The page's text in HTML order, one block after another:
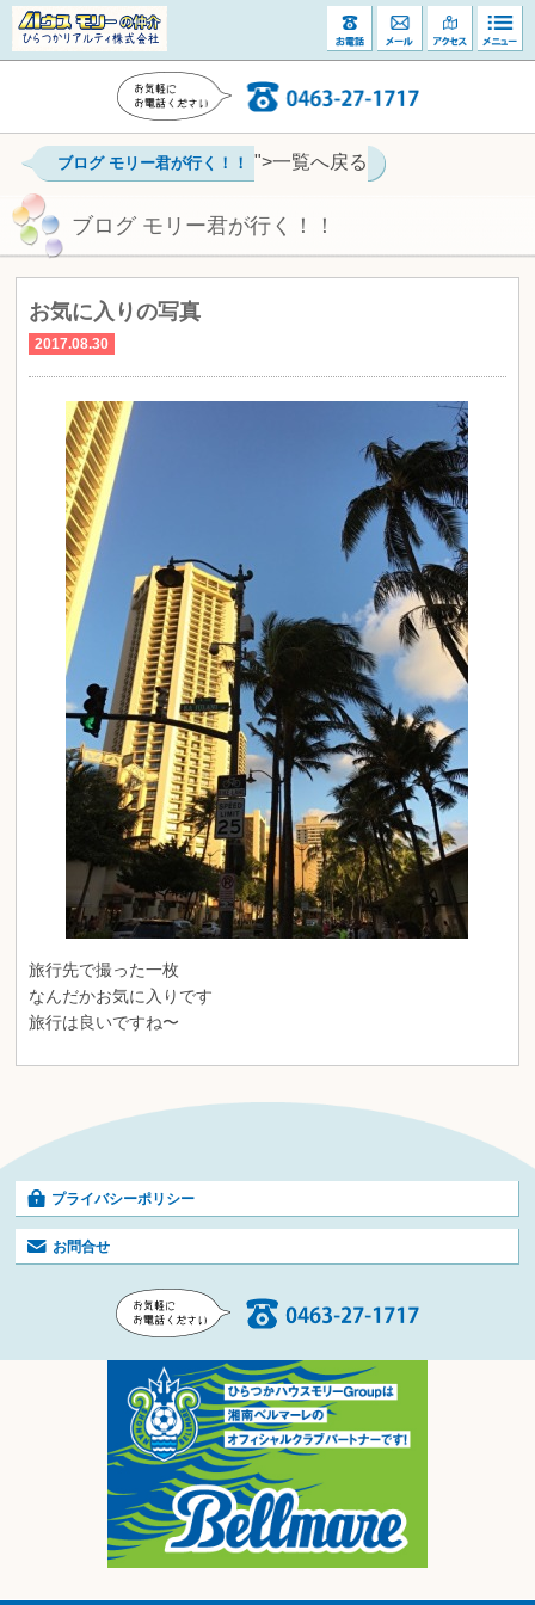
ブログ モリー君が行く！！ ">一覧へ戻る
ブログ モリー君が行く！！
お気に入りの写真
2017.08.30
旅行先で撮った一枚
なんだかお気に入りです
旅行は良いですね〜
プライバシーポリシー
お問合せ